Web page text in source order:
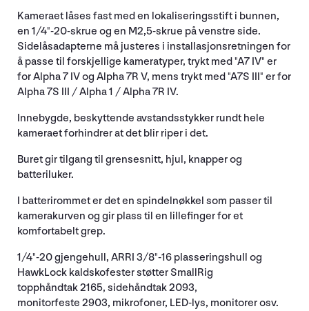
Kameraet låses fast med en lokaliseringsstift i bunnen,
en 1/4"-20-skrue og en M2,5-skrue på venstre side.
Sidelåsadapterne må justeres i installasjonsretningen for
å passe til forskjellige kameratyper, trykt med "A7 IV" er
for Alpha 7 IV og Alpha 7R V, mens trykt med "A7S III" er for
Alpha 7S III / Alpha 1 / Alpha 7R IV.
Innebygde, beskyttende avstandsstykker rundt hele
kameraet forhindrer at det blir riper i det.
Buret gir tilgang til grensesnitt, hjul, knapper og
batteriluker.
I batterirommet er det en spindelnøkkel som passer til
kamerakurven og gir plass til en lillefinger for et
komfortabelt grep.
1/4"-20 gjengehull, ARRI 3/8"-16 plasseringshull og
HawkLock kaldskofester støtter SmallRig
topphåndtak 2165, sidehåndtak 2093,
monitorfeste 2903, mikrofoner, LED-lys, monitorer osv.